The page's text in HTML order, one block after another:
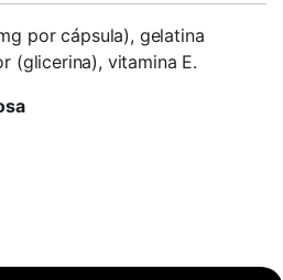
por cápsula), gelatina
(glicerina), vitamina E.